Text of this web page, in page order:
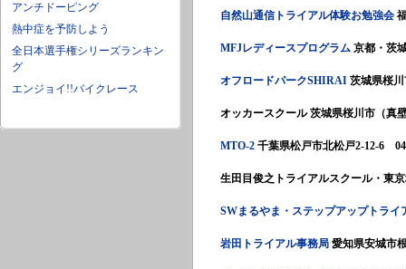
アンチドーピング
熱中症を予防しよう
全日本選手権シリーズランキン
グ
エンジョイ!!バイクレース
自然山通信トライアル体験お勉強会
MFJレディースプログラム 京都・茨
オフロードパークSHIRAI 茨城県桜
オッカースクール 茨城県桜川市（真
MTO-2 千葉県松戸市北松戸2-12-6
生田目俊之トライアルスクール・東
SWまるやま・ステップアップトライ
岩田トライアル事務局 愛知県安城市